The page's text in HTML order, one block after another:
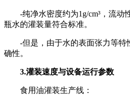
-纯净水密度约为1g/cm³，流动
瓶水的灌装量符合标准。
-但是，由于水的表面张力等特性
确性。
3.灌装速度与设备运行参数
食用油灌装生产线：